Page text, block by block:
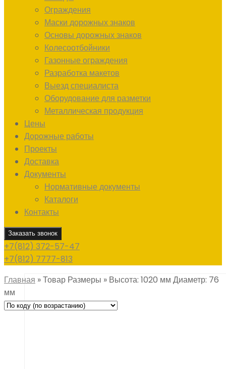
Ограждения
Маски дорожных знаков
Основы дорожных знаков
Колесоотбойники
Газонные ограждения
Разработка макетов
Выезд специалиста
Оборудование для разметки
Металлическая продукция
Цены
Дорожные работы
Проекты
Доставка
Документы
Нормативные документы
Каталоги
Контакты
Заказать звонок
+7(812) 372-57-47
+7(812) 7777-813
Главная »Товар Размеры » Высота: 1020 мм Диаметр: 76
мм